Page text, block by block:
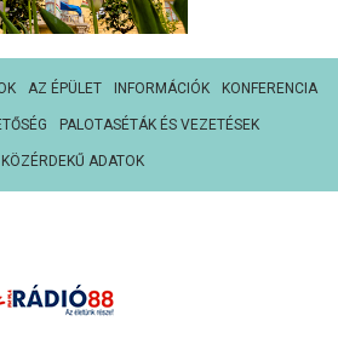
AZ ÉPÜLET INFORMÁCIÓK KONFERENCIA
PALOTASÉTÁK ÉS VEZETÉSEK
KÖZÉRDEKŰ ADATOK